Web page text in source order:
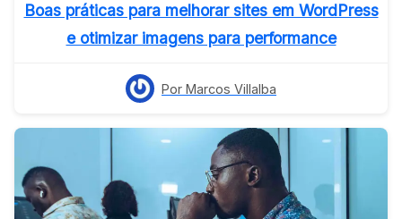
Boas práticas para melhorar sites em WordPress
e otimizar imagens para performance
Por Marcos Villalba